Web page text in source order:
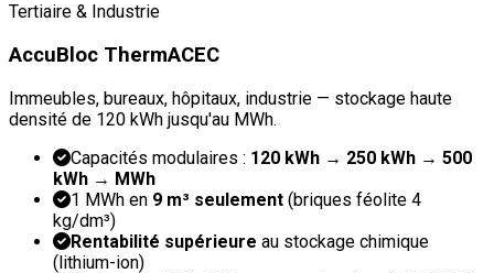
Tertiaire & Industrie
AccuBloc ThermACEC
Immeubles, bureaux, hôpitaux, industrie — stockage haute
densité de 120 kWh jusqu'au MWh.
Capacités modulaires : 120 kWh → 250 kWh → 500
kWh → MWh
1 MWh en 9 m³ seulement (briques féolite 4
kg/dm³)
Rentabilité supérieure au stockage chimique
(lithium-ion)